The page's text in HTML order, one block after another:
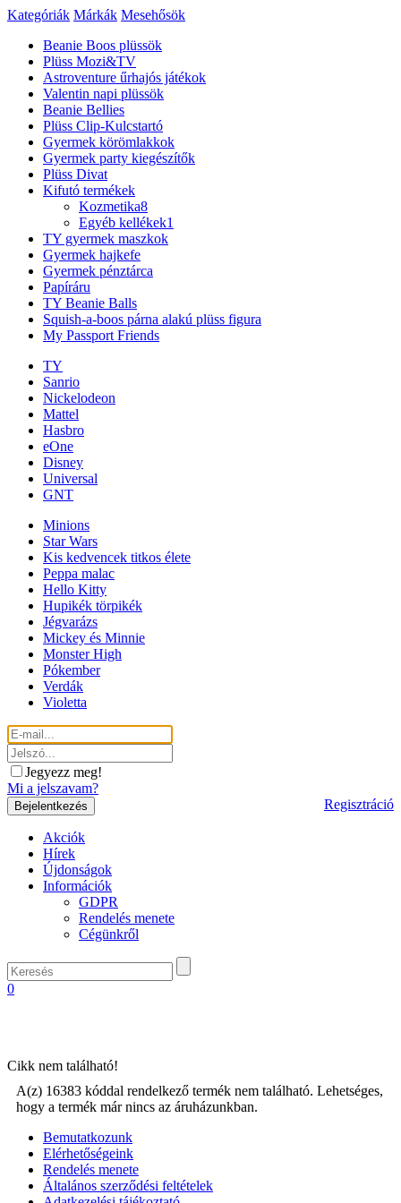
Kategóriák Márkák Mesehősök
Beanie Boos plüssök
Plüss Mozi&TV
Astroventure űrhajós játékok
Valentin napi plüssök
Beanie Bellies
Plüss Clip-Kulcstartó
Gyermek körömlakkok
Gyermek party kiegészítők
Plüss Divat
Kifutó termékek
Kozmetika8
Egyéb kellékek1
TY gyermek maszkok
Gyermek hajkefe
Gyermek pénztárca
Papíráru
TY Beanie Balls
Squish-a-boos párna alakú plüss figura
My Passport Friends
TY
Sanrio
Nickelodeon
Mattel
Hasbro
eOne
Disney
Universal
GNT
Minions
Star Wars
Kis kedvencek titkos élete
Peppa malac
Hello Kitty
Hupikék törpikék
Jégvarázs
Mickey és Minnie
Monster High
Pókember
Verdák
Violetta
Jegyezz meg!
Mi a jelszavam?
Regisztráció
Akciók
Hírek
Újdonságok
Információk
GDPR
Rendelés menete
Cégünkről
0
Cikk nem található!
A(z) 16383 kóddal rendelkező termék nem található. Lehetséges,
hogy a termék már nincs az áruházunkban.
Bemutatkozunk
Elérhetőségeink
Rendelés menete
Általános szerződési feltételek